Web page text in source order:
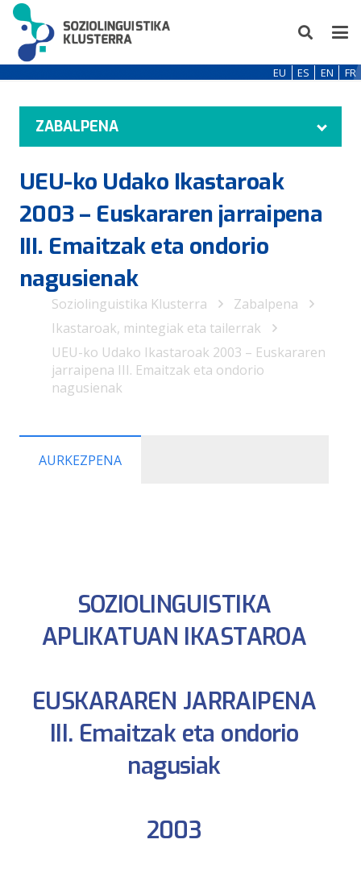
EU ES EN FR
ZABALPENA
UEU-ko Udako Ikastaroak
2003 – Euskararen jarraipena
III. Emaitzak eta ondorio
nagusienak
Soziolinguistika Klusterra
Zabalpena
Ikastaroak, mintegiak eta tailerrak
UEU-ko Udako Ikastaroak 2003 – Euskararen
jarraipena III. Emaitzak eta ondorio
nagusienak
AURKEZPENA
SOZIOLINGUISTIKA
APLIKATUAN IKASTAROA
EUSKARAREN JARRAIPENA
III. Emaitzak eta ondorio
nagusiak
2003